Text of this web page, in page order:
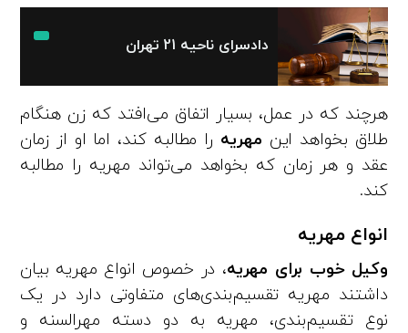
دادسرای ناحیه 21 تهران
هرچند که در عمل، بسیار اتفاق می‌افتد که زن هنگام
طلاق بخواهد این مهریه را مطالبه کند، اما او از زمان
عقد و هر زمان که بخواهد می‌تواند مهریه را مطالبه
کند.
انواع مهریه
وکیل خوب برای مهریه، در خصوص انواع مهریه بیان
داشتند مهریه تقسیم‌بندی‌های متفاوتی دارد در یک
نوع تقسیم‌بندی، مهریه به دو دسته مهرالسنه و